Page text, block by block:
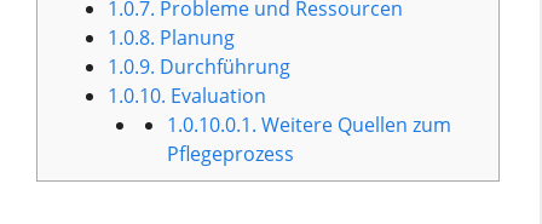
1.0.7. Probleme und Ressourcen
1.0.8. Planung
1.0.9. Durchführung
1.0.10. Evaluation
1.0.10.0.1. Weitere Quellen zum
Pflegeprozess